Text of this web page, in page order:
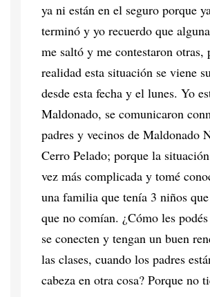
ya ni están en el seguro porque
terminó y yo recuerdo que
me saltó y me contestaron otras,
realidad esta situación se viene
desde esta fecha y el lunes. Yo
Maldonado, se comunicaron
padres y vecinos de Maldonado
Cerro Pelado; porque la
vez más complicada y tomé
una familia que tenía 3 niños
que no comían. ¿Cómo les
se conecten y tengan un buen
las clases, cuando los padres
cabeza en otra cosa? Porque no